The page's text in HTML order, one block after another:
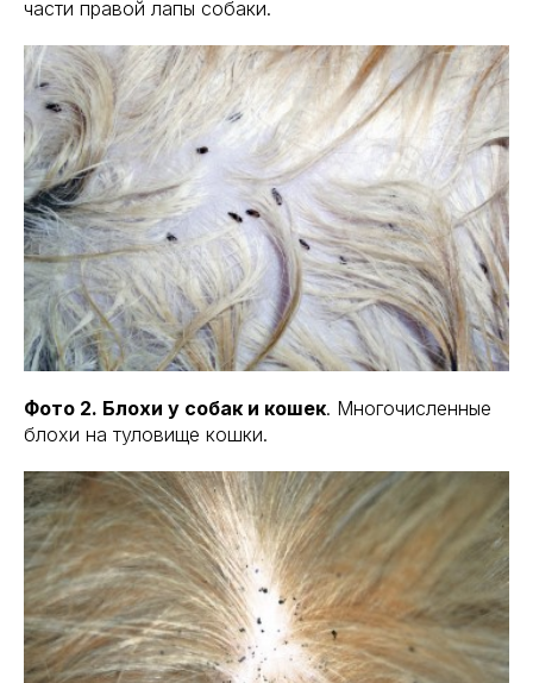
части правой лапы собаки.
Фото 2. Блохи у собак и кошек. Многочисленные
блохи на туловище кошки.